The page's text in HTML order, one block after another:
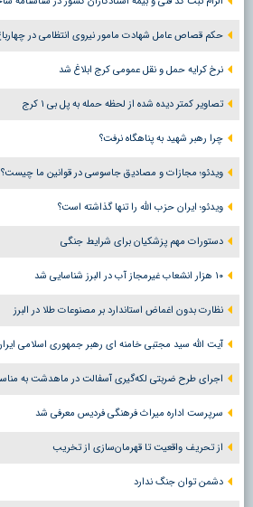
حکم قصاص عامل شهادت مامور نیروی انتظامی در
نرخ کرایه حمل و نقل عمومی کرج ابلاغ شد
تصاویر کمتر دیده شده از لحظه حمله به پل بی ۱ کرج
چرا رهبر شهید به پناهگاه نرفت؟
ویدئو؛ مجازات و مصادیق جاسوسی در قوانین ما چیست؟
ویدئو؛ ایران حزب الله را تنها گذاشته است؟
دستورات مهم پزشکیان برای شرایط جنگی
۱۰ هزار انشعاب غیرمجاز آب در البرز شناسایی شد
نظارت بدون اغماض استاندارد بر مصنوعات طلا در البرز
آیت الله سید مجتبی خامنه ای رهبر جمهوری اسلامی
اجرای طرح ضربتی لکه‌گیری آسفالت در ماهدشت به
سرپرست اداره میراث فرهنگی فردیس معرفی شد
از تحریف واقعیت تا قهرمان‌سازی از تخریب
دشمن توان جنگ ندارد